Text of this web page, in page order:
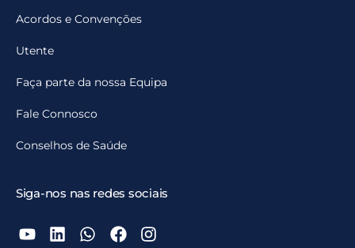
Acordos e Convenções
Utente
Faça parte da nossa Equipa
Fale Connosco
Conselhos de Saúde
Siga-nos nas redes sociais